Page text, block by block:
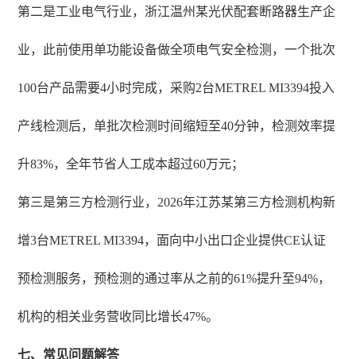
第二是工业电气行业，浙江温州某光伏配套断路器生产企
业，此前使用单功能设备做全项电气安全检测，一个批次
100台产品需要4小时完成，采购2台METREL MI3394投入
产线检测后，单批次检测时间缩短至40分钟，检测效率提
升83%，全年节省人工成本超过60万元；
第三是第三方检测行业，2026年江苏某第三方检测机构新
增3台METREL MI3394，面向中小出口企业提供CE认证
预检测服务，预检测的通过率从之前的61%提升至94%，
机构的相关业务营收同比增长47%。
七、常见问题解答